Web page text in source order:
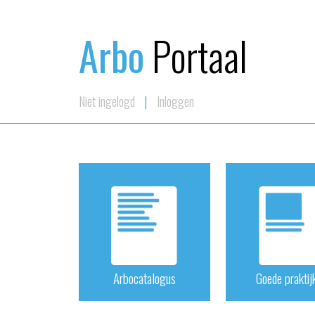
Arbo Portaal
Niet ingelogd | Inloggen
Arbo­catalogus Goede